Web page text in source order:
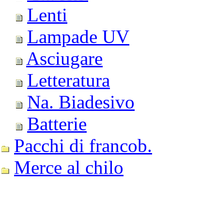
Lenti
Lampade UV
Asciugare
Letteratura
Na. Biadesivo
Batterie
Pacchi di francob.
Merce al chilo